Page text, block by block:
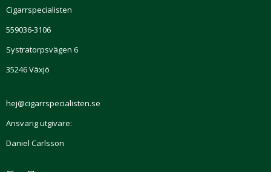
Cigarrspecialisten
559036-3106
Systratorpsvägen 6
35246 Växjö
hej@cigarrspecialisten.se
Ansvarig utgivare:
Daniel Carlsson